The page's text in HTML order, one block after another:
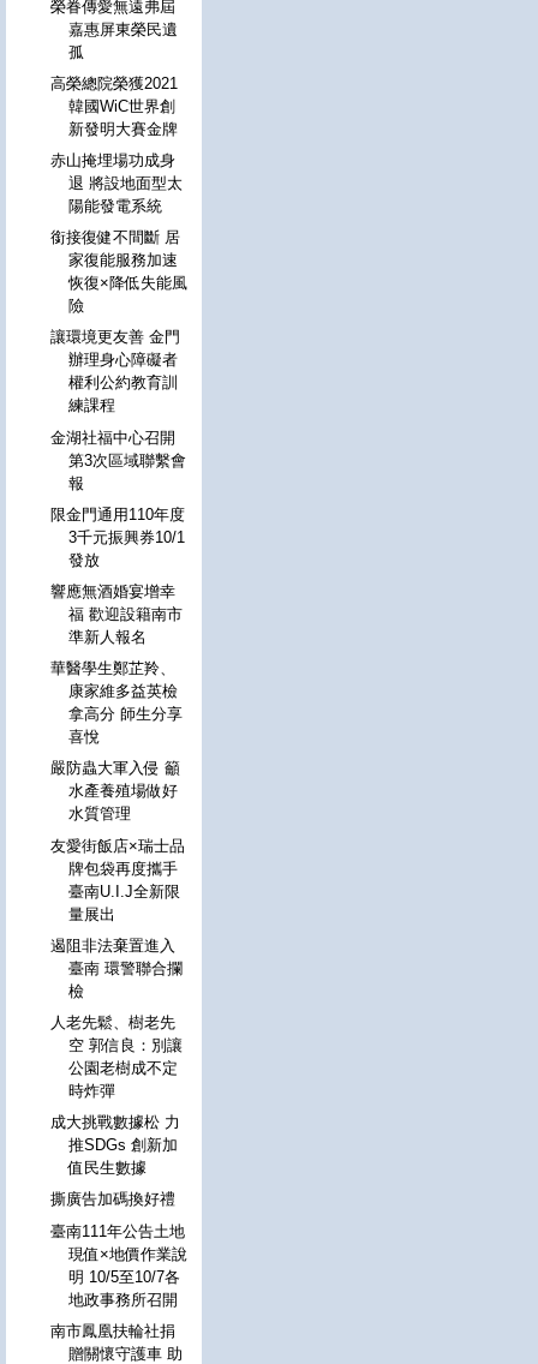
榮眷傳愛無遠弗屆
嘉惠屏東榮民遺
孤
高榮總院榮獲2021
韓國WiC世界創
新發明大賽金牌
赤山掩埋場功成身
退 將設地面型太
陽能發電系統
銜接復健不間斷 居
家復能服務加速
恢復×降低失能風
險
讓環境更友善 金門
辦理身心障礙者
權利公約教育訓
練課程
金湖社福中心召開
第3次區域聯繫會
報
限金門通用110年度
3千元振興券10/1
發放
響應無酒婚宴增幸
福 歡迎設籍南市
準新人報名
華醫學生鄭芷羚、
康家維多益英檢
拿高分 師生分享
喜悅
嚴防蟲大軍入侵 籲
水產養殖場做好
水質管理
友愛街飯店×瑞士品
牌包袋再度攜手
臺南U.I.J全新限
量展出
遏阻非法棄置進入
臺南 環警聯合攔
檢
人老先鬆、樹老先
空 郭信良：別讓
公園老樹成不定
時炸彈
成大挑戰數據松 力
推SDGs 創新加
值民生數據
撕廣告加碼換好禮
臺南111年公告土地
現值×地價作業說
明 10/5至10/7各
地政事務所召開
南市鳳凰扶輪社捐
贈關懷守護車 助